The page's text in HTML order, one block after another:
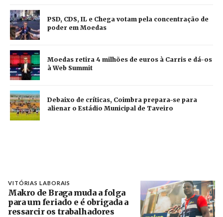
PSD, CDS, IL e Chega votam pela concentração de
poder em Moedas
Moedas retira 4 milhões de euros à Carris e dá-os
à Web Summit
Debaixo de críticas, Coimbra prepara-se para
alienar o Estádio Municipal de Taveiro
VITÓRIAS LABORAIS
Makro de Braga muda a folga
para um feriado e é obrigada a
ressarcir os trabalhadores